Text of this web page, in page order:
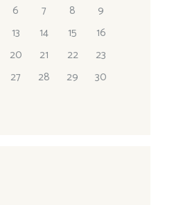
6 7 8
9
13 14 15
16
20 21 22
23
27 28 29
30